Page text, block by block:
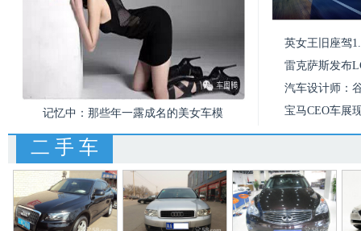
记忆中：那些年一露成名的美女车模
英女王旧座驾
雷克萨斯发布
汽车设计师：
宝马CEO车展
二 手 车